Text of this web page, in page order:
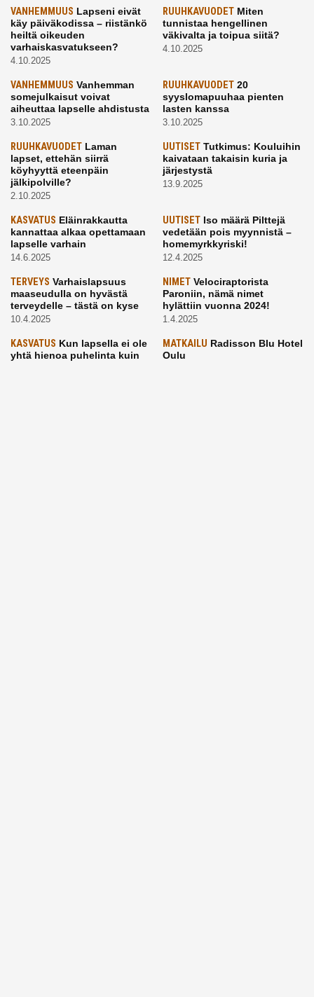
VANHEMMUUS Lapseni eivät
käy päiväkodissa – riistänkö
heiltä oikeuden
varhaiskasvatukseen?
4.10.2025
RUUHKAVUODETMiten
tunnistaa hengellinen
väkivalta ja toipua siitä?
4.10.2025
VANHEMMUUS Vanhemman
somejulkaisut voivat
aiheuttaa lapselle ahdistusta
3.10.2025
RUUHKAVUODET20
syyslomapuuhaa pienten
lasten kanssa
3.10.2025
RUUHKAVUODET Laman
lapset, ettehän siirrä
köyhyyttä eteenpäin
jälkipolville?
2.10.2025
UUTISETTutkimus: Kouluihin
kaivataan takaisin kuria ja
järjestystä
13.9.2025
KASVATUS Eläinrakkautta
kannattaa alkaa opettamaan
lapselle varhain
14.6.2025
UUTISETIso määrä Pilttejä
vedetään pois myynnistä –
homemyrkkyriski!
12.4.2025
TERVEYS Varhaislapsuus
maaseudulla on hyvästä
terveydelle – tästä on kyse
10.4.2025
NIMETVelociraptorista
Paroniin, nämä nimet
hylättiin vuonna 2024!
1.4.2025
KASVATUS Kun lapsella ei ole
yhtä hienoa puhelinta kuin
MATKAILU Radisson Blu Hotel
Oulu